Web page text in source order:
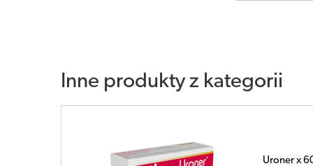
Inne produkty z kategorii
Uroner D x